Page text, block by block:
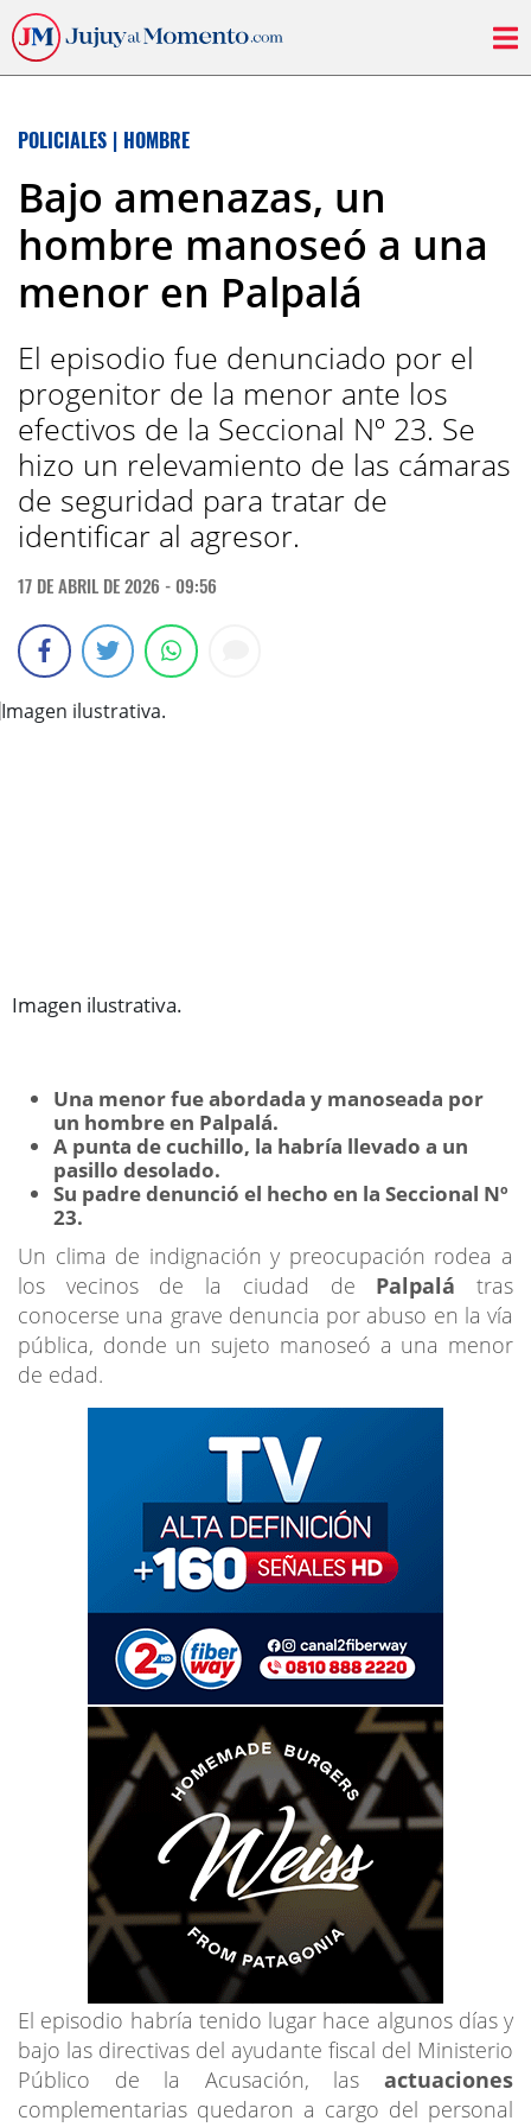
POLICIALES | HOMBRE
Bajo amenazas, un
hombre manoseó a una
menor en Palpalá
El episodio fue denunciado por el
progenitor de la menor ante los
efectivos de la Seccional Nº 23. Se
hizo un relevamiento de las cámaras
de seguridad para tratar de
identificar al agresor.
17 DE ABRIL DE 2026 - 09:56
Imagen ilustrativa.
Una menor fue abordada y manoseada por
un hombre en Palpalá.
A punta de cuchillo, la habría llevado a un
pasillo desolado.
Su padre denunció el hecho en la Seccional Nº
23.
Un clima de indignación y preocupación rodea a
los vecinos de la ciudad de Palpalá tras
conocerse una grave denuncia por abuso en la vía
pública, donde un sujeto manoseó a una menor
de edad.
El episodio habría tenido lugar hace algunos días y
bajo las directivas del ayudante fiscal del Ministerio
Público de la Acusación, las actuaciones
complementarias quedaron a cargo del personal